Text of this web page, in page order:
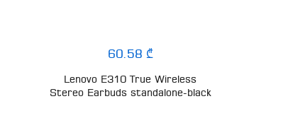
60.58 ₾
Lenovo E310 True Wireless
Stereo Earbuds standalone-black